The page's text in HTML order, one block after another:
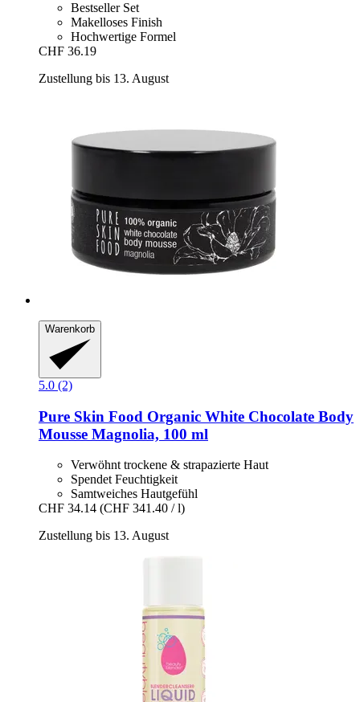
Bestseller Set
Makelloses Finish
Hochwertige Formel
CHF 36.19
Zustellung bis 13. August
Warenkorb
5.0 (2)
Pure Skin Food Organic White Chocolate Body
Mousse Magnolia, 100 ml
Verwöhnt trockene & strapazierte Haut
Spendet Feuchtigkeit
Samtweiches Hautgefühl
CHF 34.14 (CHF 341.40 / l)
Zustellung bis 13. August